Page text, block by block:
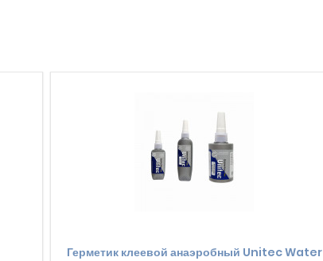
Герметик клеевой анаэробный Unitec Water